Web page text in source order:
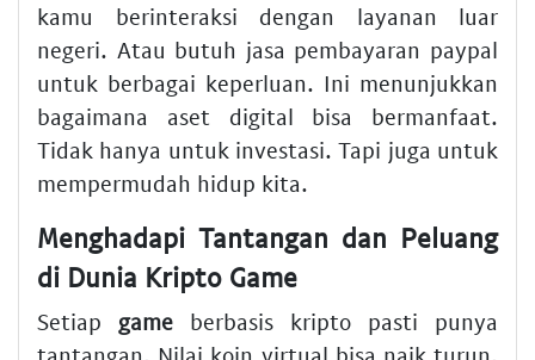
kamu berinteraksi dengan layanan luar
negeri. Atau butuh jasa pembayaran paypal
untuk berbagai keperluan. Ini menunjukkan
bagaimana aset digital bisa bermanfaat.
Tidak hanya untuk investasi. Tapi juga untuk
mempermudah hidup kita.
Menghadapi Tantangan dan Peluang
di Dunia Kripto Game
Setiap game berbasis kripto pasti punya